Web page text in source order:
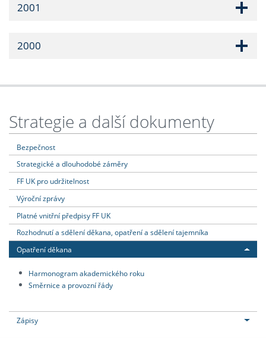
2001
2000
Strategie a další dokumenty
Bezpečnost
Strategické a dlouhodobé záměry
FF UK pro udržitelnost
Výroční zprávy
Platné vnitřní předpisy FF UK
Rozhodnutí a sdělení děkana, opatření a sdělení tajemníka
Opatření děkana
Harmonogram akademického roku
Směrnice a provozní řády
Zápisy